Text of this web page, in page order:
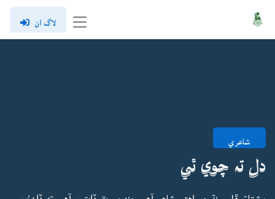
لاگ ان
شاعري
دل تہ چوي ٿي
مشتاق ڦل سنڌ جو اهڙو شاعر آهي جنهن وٽ ڏات بہ آهي ته ڏانءُ بہ،